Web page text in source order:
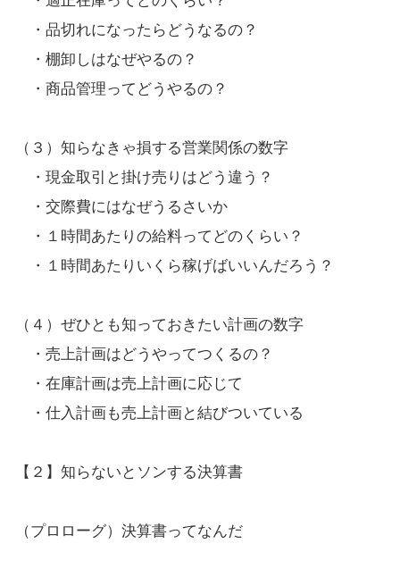
・品切れになったらどうなるの？
・棚卸しはなぜやるの？
・商品管理ってどうやるの？
（３）知らなきゃ損する営業関係の数字
・現金取引と掛け売りはどう違う？
・交際費にはなぜうるさいか
・１時間あたりの給料ってどのくらい？
・１時間あたりいくら稼げばいいんだろう？
（４）ぜひとも知っておきたい計画の数字
・売上計画はどうやってつくるの？
・在庫計画は売上計画に応じて
・仕入計画も売上計画と結びついている
【２】知らないとソンする決算書
（プロローグ）決算書ってなんだ